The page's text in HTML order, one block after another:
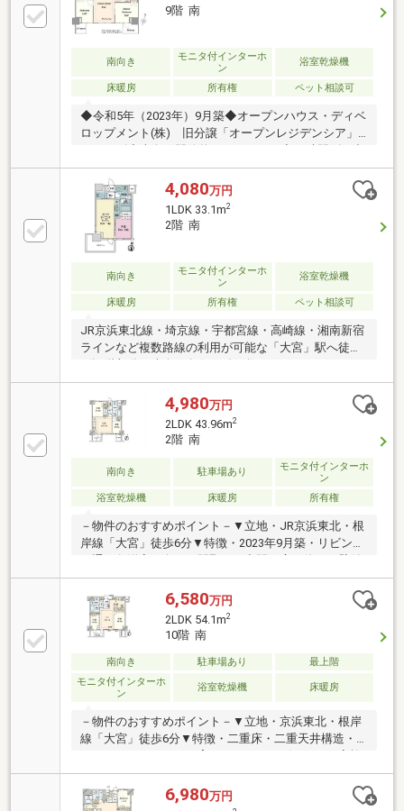
ス▼2026年7月室内リフォーム内容・全室クロス張
替・LED照明取付、ハウスクリーニング▼周辺環境・
ファミリーマート大宮仲町二丁目店 徒歩1分(約80m)■
ご希望の住まい探しをお手伝いします
━━━━━・・・物件の詳細・ご相談はお気軽にお問
い合わせください。
9階 南
南向き
モニタ付インターホ
ン
浴室乾燥機
床暖房 所有権 ペット相談可
◆令和5年（2023年）9月築◆オープンハウス・ディベ
ロップメント(株) 旧分譲「オープンレジデンシア」
し可能◆ペット飼育可（使用細則有）◆二重構造の
床・天井◆設計・建設住宅性能証明書取得◆宅配ロッ
カー付き◆光ファイバーインターネット （つなぐネ
ットコミュニケーションズ）◆新規リフォーム実施
※2026年6月完了
4,080万円
1LDK 33.1m2
2階 南
南向き
モニタ付インターホ
ン
浴室乾燥機
床暖房 所有権 ペット相談可
JR京浜東北線・埼京線・宇都宮線・高崎線・湘南新宿
ラインなど複数路線の利用が可能な「大宮」駅へ徒歩
ット飼育可能（飼育細則有）―2面採光・南向き角住戸
につき日当たり良好―約9.0帖の広々したリビングダイ
ニングキッチン独立型バルコニー1.4ｍ×1.6mのゆった
りバスルームLDKには温水式床暖房（キッチン）…ス
（浴 室）…浴室換気乾燥機（洗面台）…三面鏡の裏
側には収納付、アメニティグッズをまとめてしまえる
収納力があります。
4,980万円
2LDK 43.96m2
2階 南
南向き 駐車場あり
モニタ付インターホ
ン
浴室乾燥機
床暖房 所有権
－物件のおすすめポイント－▼立地・JR京浜東北・根
岸線「大宮」徒歩6分▼特徴・2023年9月築・リビング
キッチン、浄水器付・南向きバルコニー・ペット飼育
可(細則有)・室内きれいにお使いです▼設備・床暖房
(LDK)・浴室暖房乾燥機・非接触キーシステム・宅配
ボックス・オートロック▼周辺環境・ファミリーマー
大宮ルミネ1店 徒歩7分(約520m)■ ご希望の住まい探し
をお手伝いします ━━━━━・・・物件の詳細・ご相
談はお気軽にお問い合わせください。
6,580万円
2LDK 54.1m2
10階 南
南向き 駐車場あり
最上階
モニタ付インターホ
ン
浴室乾燥機 床暖房
－物件のおすすめポイント－▼立地・京浜東北・根岸
線「大宮」徒歩6分▼特徴・二重床・二重天井構造・
が憩うLDは足元から温まる床暖房付・キッチンはお料
理に集中しやすい独立タイプ・各居室に収納スペース
を配置・オートロック・宅配ボックス付・ペット飼育
6,980万円